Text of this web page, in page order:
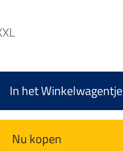
In het Winkelwagentje
Nu kopen